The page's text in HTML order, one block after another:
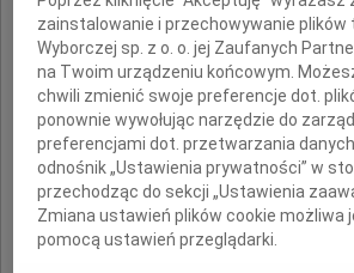
Wydziału Biologii,
Uniwersytetu
Ceniony wychowawca i
nauki prawy i
Wybitny
wychowawca wielu
zainstalowanie i przechowywanie plików
Wyborczej sp. z o. o. jej Zaufanych
na Twoim urządzeniu końcowym.
chwili zmienić swoje preferencje dot.
ponownie wywołując narzędzie do
preferencjami dot. przetwarzania
odnośnik „Ustawienia prywatności” w
przechodząc do sekcji „Ustawienia
Zmiana ustawień plików cookie możliwa
pomocą ustawień przeglądarki.